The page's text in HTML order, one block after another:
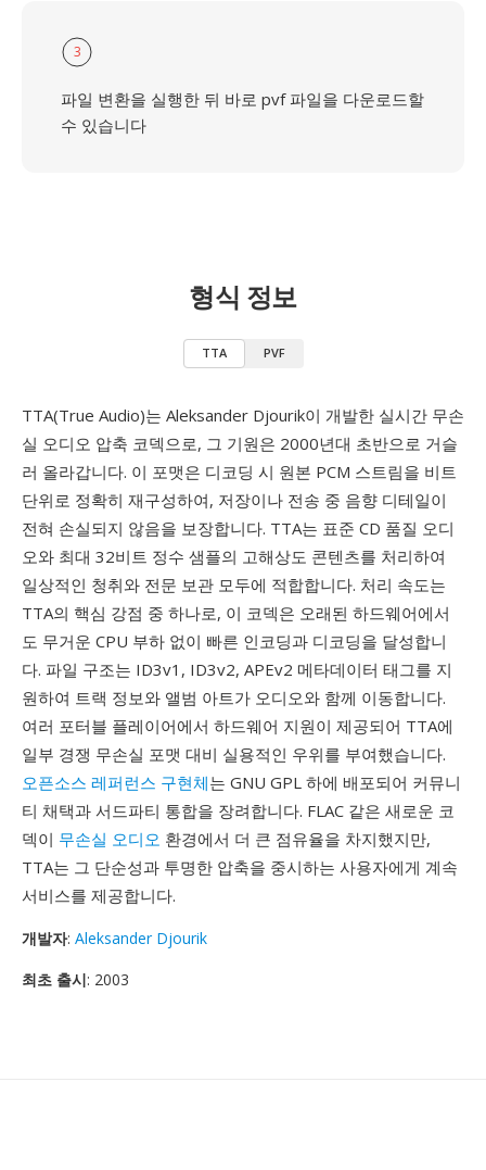
3
파일 변환을 실행한 뒤 바로 pvf 파일을 다운로드할
수 있습니다
형식 정보
TTA PVF
TTA(True Audio)는 Aleksander Djourik이 개발한 실시간 무손
실 오디오 압축 코덱으로, 그 기원은 2000년대 초반으로 거슬
러 올라갑니다. 이 포맷은 디코딩 시 원본 PCM 스트림을 비트
단위로 정확히 재구성하여, 저장이나 전송 중 음향 디테일이
전혀 손실되지 않음을 보장합니다. TTA는 표준 CD 품질 오디
오와 최대 32비트 정수 샘플의 고해상도 콘텐츠를 처리하여
일상적인 청취와 전문 보관 모두에 적합합니다. 처리 속도는
TTA의 핵심 강점 중 하나로, 이 코덱은 오래된 하드웨어에서
도 무거운 CPU 부하 없이 빠른 인코딩과 디코딩을 달성합니
다. 파일 구조는 ID3v1, ID3v2, APEv2 메타데이터 태그를 지
원하여 트랙 정보와 앨범 아트가 오디오와 함께 이동합니다.
여러 포터블 플레이어에서 하드웨어 지원이 제공되어 TTA에
일부 경쟁 무손실 포맷 대비 실용적인 우위를 부여했습니다.
오픈소스 레퍼런스 구현체는 GNU GPL 하에 배포되어 커뮤니
티 채택과 서드파티 통합을 장려합니다. FLAC 같은 새로운 코
덱이 무손실 오디오 환경에서 더 큰 점유율을 차지했지만,
TTA는 그 단순성과 투명한 압축을 중시하는 사용자에게 계속
서비스를 제공합니다.
개발자: Aleksander Djourik
최초 출시: 2003